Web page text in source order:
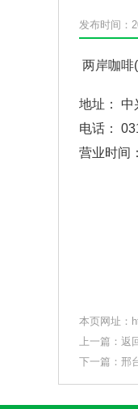
发布时间：
两岸咖啡
地址： 中
电话：
营业时间
本页网址：
上一篇： 返
下一篇： 邢